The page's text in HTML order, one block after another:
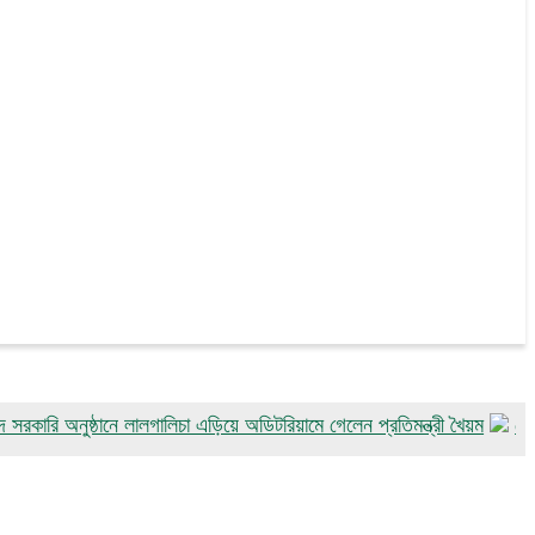
অনুষ্ঠানে লালগালিচা এড়িয়ে অডিটরিয়ামে গেলেন প্রতিমন্ত্রী খৈয়ম
গোয়ালন্দে